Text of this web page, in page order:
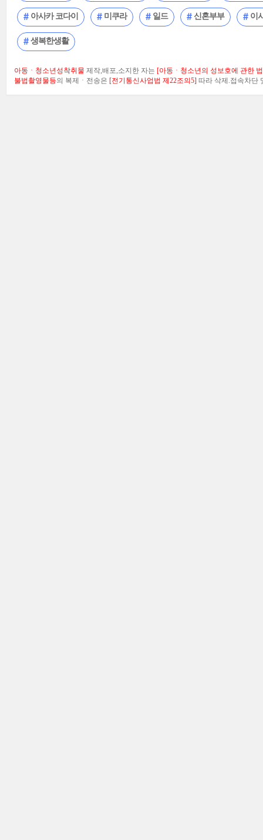
아사카 코다이 미쿠라 일드 신혼부부 이
생복한생활
아동ㆍ청소년성착취물 제작,배포,소지한 자는 [아동ㆍ청소년의 성보호에 관한
불법촬영물등의 복제ㆍ전송은 [전기통신사업법 제22조의5] 따라 삭제.접속차단